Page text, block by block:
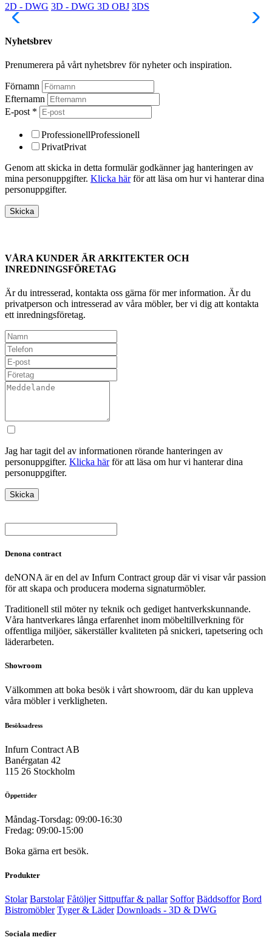
2D - DWG 3D - DWG 3D OBJ 3DS
Nyhetsbrev
Prenumerera på vårt nyhetsbrev för nyheter och inspiration.
Förnamn
Efternamn
E-post *
ProfessionellProfessionell
PrivatPrivat
Genom att skicka in detta formulär godkänner jag hanteringen av
mina personuppgifter. Klicka härför att läsa om hur vi hanterar dina
personuppgifter.
VÅRA KUNDER ÄR ARKITEKTER OCH
INREDNINGSFÖRETAG
Är du intresserad, kontakta oss gärna för mer information. Är du
privatperson och intresserad av våra möbler, ber vi dig att kontakta
ett inredningsföretag.
Jag har tagit del av informationen rörande hanteringen av
personuppgifter. Klicka härför att läsa om hur vi hanterar dina
personuppgifter.
Denona contract
deNONA är en del av Infurn Contract group där vi visar vår passion
för att skapa och producera moderna signaturmöbler.
Traditionell stil möter ny teknik och gediget hantverkskunnande.
Våra hantverkares långa erfarenhet inom möbeltillverkning för
offentliga miljöer, säkerställer kvaliteten på snickeri, tapetsering och
läderarbeten.
Showroom
Välkommen att boka besök i vårt showroom, där du kan uppleva
våra möbler i verkligheten.
Besöksadress
Infurn Contract AB
Banérgatan 42
115 26 Stockholm
Öppettider
Måndag-Torsdag: 09:00-16:30
Fredag: 09:00-15:00
Boka gärna ert besök.
Produkter
Stolar Barstolar Fåtöljer Sittpuffar & pallar Soffor Bäddsoffor Bord
Bistromöbler Tyger & Läder Downloads - 3D & DWG
Sociala medier